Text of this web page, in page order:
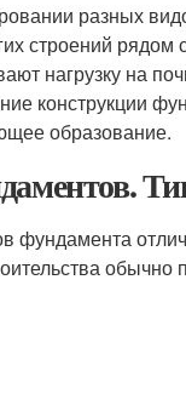
разных
строений
нагрузку на
конструкции
образование.
фундамента